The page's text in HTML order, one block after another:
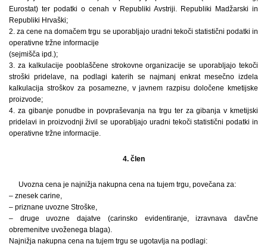
Eurostat) ter podatki o cenah v Republiki Avstriji. Republiki Madžarski in
Republiki Hrvaški;
2. za cene na domačem trgu se uporabljajo uradni tekoči statistični podatki in
operativne tržne informacije
(sejmišča ipd.);
3. za kalkulacije pooblaščene strokovne organizacije se uporabljajo tekoči
stroški pridelave, na podlagi katerih se najmanj enkrat mesečno izdela
kalkulacija stroškov za posamezne, v javnem razpisu določene kmetijske
proizvode;
4. za gibanje ponudbe in povpraševanja na trgu ter za gibanja v kmetijski
pridelavi in proizvodnji živil se uporabljajo uradni tekoči statistični podatki in
operativne tržne informacije.
4. člen
Uvozna cena je najnižja nakupna cena na tujem trgu, povečana za:
– znesek carine,
– priznane uvozne Stroške,
– druge uvozne dajatve (carinsko evidentiranje, izravnava davčne
obremenitve uvoženega blaga).
Najnižja nakupna cena na tujem trgu se ugotavlja na podlagi: